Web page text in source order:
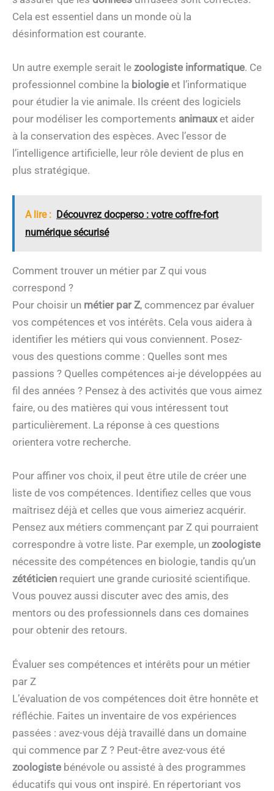
Cela est essentiel dans un monde où la
désinformation est courante.
Un autre exemple serait le zoologiste informatique. Ce
professionnel combine la biologie et l’informatique
pour étudier la vie animale. Ils créent des logiciels
pour modéliser les comportements animauxet aider
à la conservation des espèces. Avec l’essor de
l’intelligence artificielle, leur rôle devient de plus en
plus stratégique.
A lire : Découvrez docperso : votre coffre-fort
numérique sécurisé
Comment trouver un métier par Z qui vous
correspond ?
Pour choisir un métier par Z, commencez par évaluer
vos compétences et vos intérêts. Cela vous aidera à
identifier les métiers qui vous conviennent. Posez-
vous des questions comme : Quelles sont mes
passions ? Quelles compétences ai-je développées au
fil des années ? Pensez à des activités que vous aimez
faire, ou des matières qui vous intéressent tout
particulièrement. La réponse à ces questions
orientera votre recherche.
Pour affiner vos choix, il peut être utile de créer une
liste de vos compétences. Identifiez celles que vous
maîtrisez déjà et celles que vous aimeriez acquérir.
Pensez aux métiers commençant par Z qui pourraient
correspondre à votre liste. Par exemple, un zoologiste
nécessite des compétences en biologie, tandis qu’un
zététicien requiert une grande curiosité scientifique.
Vous pouvez aussi discuter avec des amis, des
mentors ou des professionnels dans ces domaines
pour obtenir des retours.
Évaluer ses compétences et intérêts pour un métier
par Z
L’évaluation de vos compétences doit être honnête et
réfléchie. Faites un inventaire de vos expériences
passées : avez-vous déjà travaillé dans un domaine
qui commence par Z ? Peut-être avez-vous été
zoologiste bénévole ou assisté à des programmes
éducatifs qui vous ont inspiré. En répertoriant vos